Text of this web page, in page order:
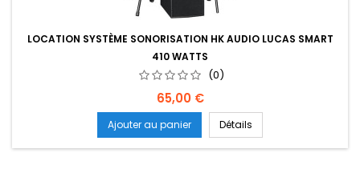
LOCATION SYSTÈME SONORISATION HK AUDIO LUCAS SMART
410 WATTS
(0)
Prix
65,00 €
Ajouter au panier Détails